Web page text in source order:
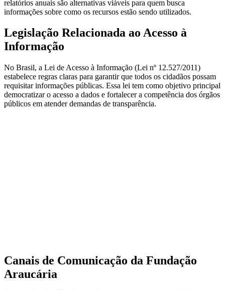
relatórios anuais são alternativas viáveis para quem busca
informações sobre como os recursos estão sendo utilizados.
Legislação Relacionada ao Acesso à
Informação
No Brasil, a Lei de Acesso à Informação (Lei nº 12.527/2011)
estabelece regras claras para garantir que todos os cidadãos possam
requisitar informações públicas. Essa lei tem como objetivo principal
democratizar o acesso a dados e fortalecer a competência dos órgãos
públicos em atender demandas de transparência.
Canais de Comunicação da Fundação
Araucária